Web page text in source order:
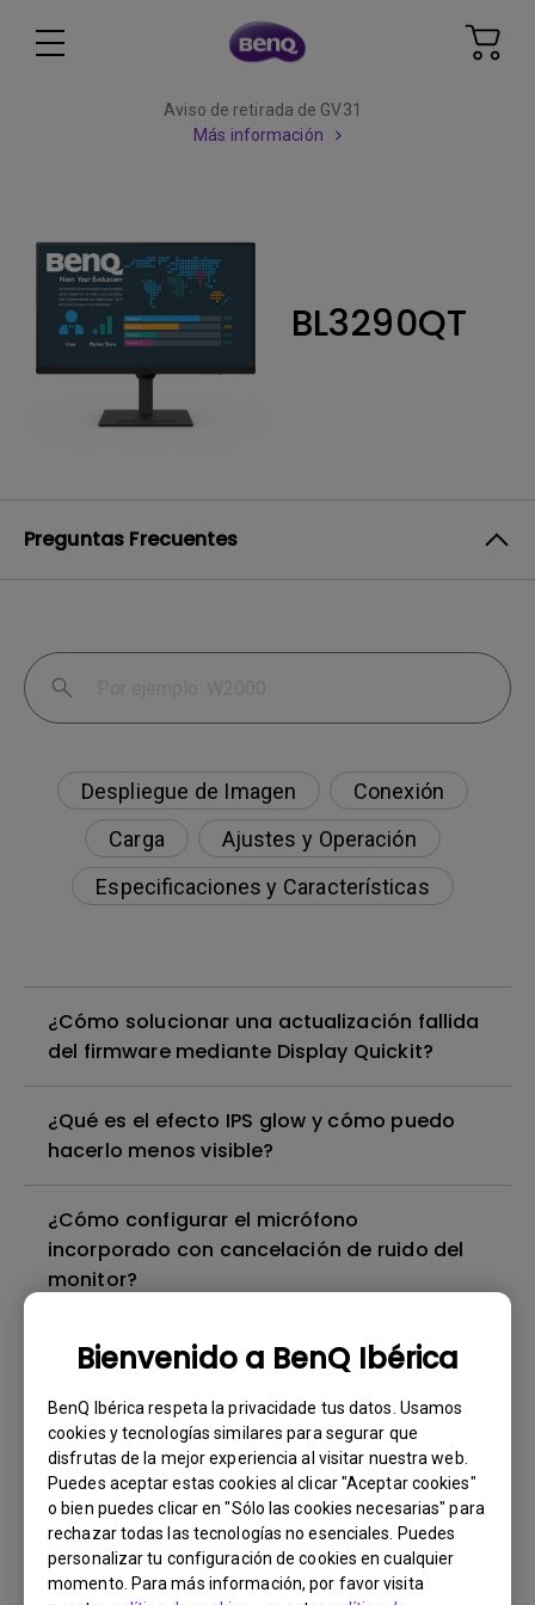
Bienvenido a BenQ Ibérica
BenQ Ibérica respeta la privacidade tus datos. Usamos
cookies y tecnologías similares para segurar que
disfrutas de la mejor experiencia al visitar nuestra web.
Puedes aceptar estas cookies al clicar "Aceptar cookies"
o bien puedes clicar en "Sólo las cookies necesarias" para
rechazar todas las tecnologías no esenciales. Puedes
personalizar tu configuración de cookies en cualquier
momento. Para más información, por favor visita
Aviso de retirada de GV31
Más información
BL3290QT
Preguntas Frecuentes
Despliegue de Imagen
Conexión
Carga
Ajustes y Operación
Especificaciones y Características
¿Cómo solucionar una actualización fallida
del firmware mediante Display Quickit?
¿Qué es el efecto IPS glow y cómo puedo
hacerlo menos visible?
¿Cómo configurar el micrófono
incorporado con cancelación de ruido del
monitor?
¿Puedo usar USB-C para cargar mi portátil
con Windows o MacBook Pro?
¿Por qué mi monitor BenQ no puede
mostrar correctamente a través de un
cable USB-C(Tipo C)?
¿Necesito instalar el driver WHQL (Windows